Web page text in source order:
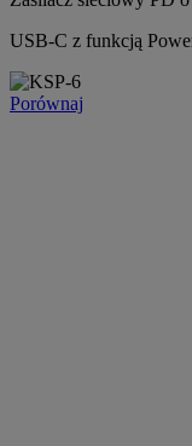
USB-C z funkcją
Porównaj